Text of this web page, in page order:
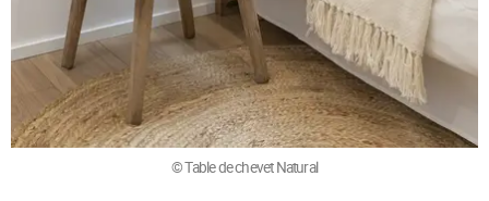
© Table de chevet Natural